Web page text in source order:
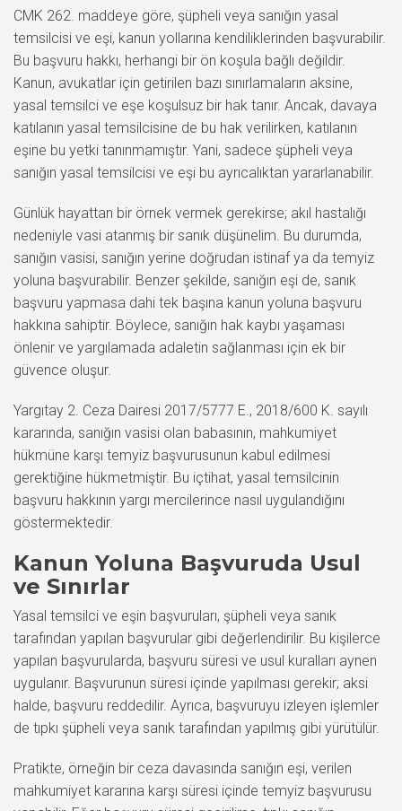
CMK 262. maddeye göre, şüpheli veya sanığın yasal
temsilcisi ve eşi, kanun yollarına kendiliklerinden başvurabilir.
Bu başvuru hakkı, herhangi bir ön koşula bağlı değildir.
Kanun, avukatlar için getirilen bazı sınırlamaların aksine,
yasal temsilci ve eşe koşulsuz bir hak tanır. Ancak, davaya
katılanın yasal temsilcisine de bu hak verilirken, katılanın
eşine bu yetki tanınmamıştır. Yani, sadece şüpheli veya
sanığın yasal temsilcisi ve eşi bu ayrıcalıktan yararlanabilir.
Günlük hayattan bir örnek vermek gerekirse; akıl hastalığı
nedeniyle vasi atanmış bir sanık düşünelim. Bu durumda,
sanığın vasisi, sanığın yerine doğrudan istinaf ya da temyiz
yoluna başvurabilir. Benzer şekilde, sanığın eşi de, sanık
başvuru yapmasa dahi tek başına kanun yoluna başvuru
hakkına sahiptir. Böylece, sanığın hak kaybı yaşaması
önlenir ve yargılamada adaletin sağlanması için ek bir
güvence oluşur.
Yargıtay 2. Ceza Dairesi 2017/5777 E., 2018/600 K. sayılı
kararında, sanığın vasisi olan babasının, mahkumiyet
hükmüne karşı temyiz başvurusunun kabul edilmesi
gerektiğine hükmetmiştir. Bu içtihat, yasal temsilcinin
başvuru hakkının yargı mercilerince nasıl uygulandığını
göstermektedir.
Kanun Yoluna Başvuruda Usul
ve Sınırlar
Yasal temsilci ve eşin başvuruları, şüpheli veya sanık
tarafından yapılan başvurular gibi değerlendirilir. Bu kişilerce
yapılan başvurularda, başvuru süresi ve usul kuralları aynen
uygulanır. Başvurunun süresi içinde yapılması gerekir; aksi
halde, başvuru reddedilir. Ayrıca, başvuruyu izleyen işlemler
de tıpkı şüpheli veya sanık tarafından yapılmış gibi yürütülür.
Pratikte, örneğin bir ceza davasında sanığın eşi, verilen
mahkumiyet kararına karşı süresi içinde temyiz başvurusu